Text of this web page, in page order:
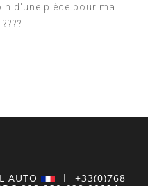
d'une pièce pour ma
AUTO | +33(0)768